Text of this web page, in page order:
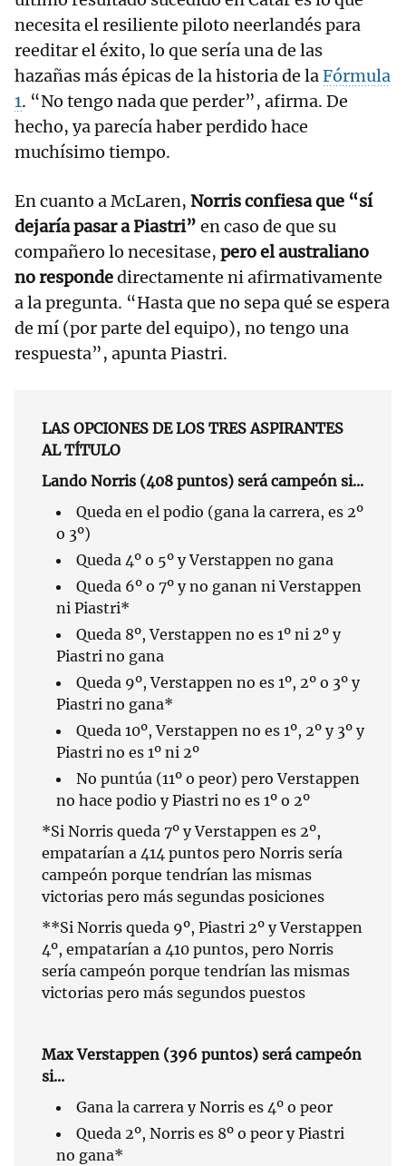
necesita el resiliente piloto neerlandés para
reeditar el éxito, lo que sería una de las
hazañas más épicas de la historia de laFórmula
1. “No tengo nada que perder”, afirma. De
hecho, ya parecía haber perdido hace
muchísimo tiempo.
En cuanto a McLaren, Norris confiesa que “sí
dejaría pasar a Piastri” en caso de que su
compañero lo necesitase, pero el australiano
no respondedirectamente ni afirmativamente
a la pregunta. “Hasta que no sepa qué se espera
de mí (por parte del equipo), no tengo una
respuesta”, apunta Piastri.
LAS OPCIONES DE LOS TRES ASPIRANTES
AL TÍTULO
Lando Norris (408 puntos) será campeón si...
Queda en el podio (gana la carrera, es 2º
o 3º)
Queda 4º o 5º y Verstappen no gana
Queda 6º o 7º y no ganan ni Verstappen
ni Piastri*
Queda 8º, Verstappen no es 1º ni 2º y
Piastri no gana
Queda 9º, Verstappen no es 1º, 2º o 3º y
Piastri no gana*
Queda 10º, Verstappen no es 1º, 2º y 3º y
Piastri no es 1º ni 2º
No puntúa (11º o peor) pero Verstappen
no hace podio y Piastri no es 1º o 2º
*Si Norris queda 7º y Verstappen es 2º,
empatarían a 414 puntos pero Norris sería
campeón porque tendrían las mismas
victorias pero más segundas posiciones
**Si Norris queda 9º, Piastri 2º y Verstappen
4º, empatarían a 410 puntos, pero Norris
sería campeón porque tendrían las mismas
victorias pero más segundos puestos
Max Verstappen (396 puntos) será campeón
si...
Gana la carrera y Norris es 4º o peor
Queda 2º, Norris es 8º o peor y Piastri
no gana*